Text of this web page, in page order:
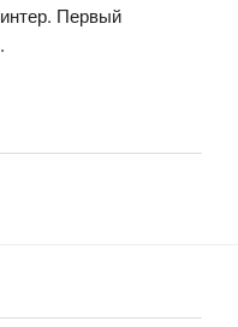
Первый